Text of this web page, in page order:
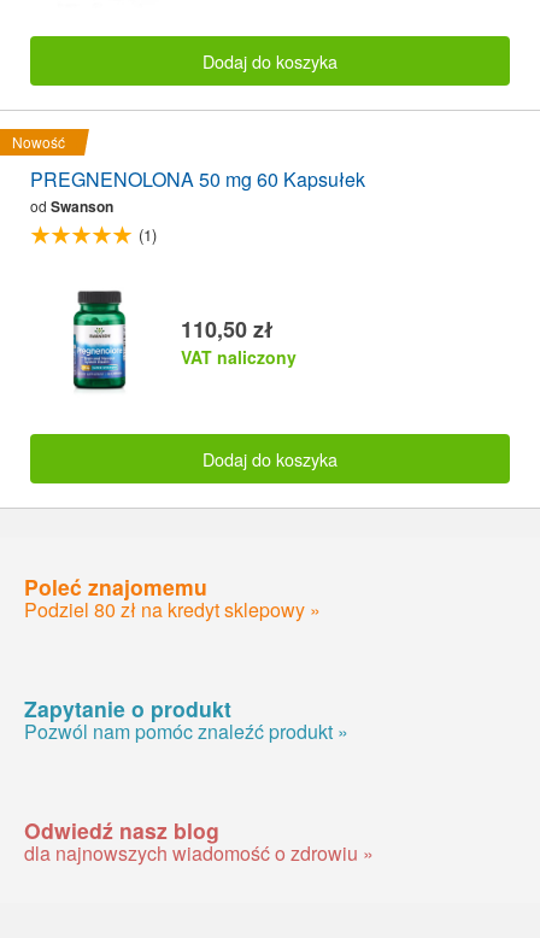
Dodaj do koszyka
Nowość
PREGNENOLONA 50 mg 60 Kapsułek
od Swanson
(1)
110,50 zł
VAT naliczony
Dodaj do koszyka
Poleć znajomemu
Podziel 80 zł na kredyt sklepowy »
Zapytanie o produkt
Pozwól nam pomóc znaleźć produkt »
Odwiedź nasz blog
dla najnowszych wiadomość o zdrowiu »